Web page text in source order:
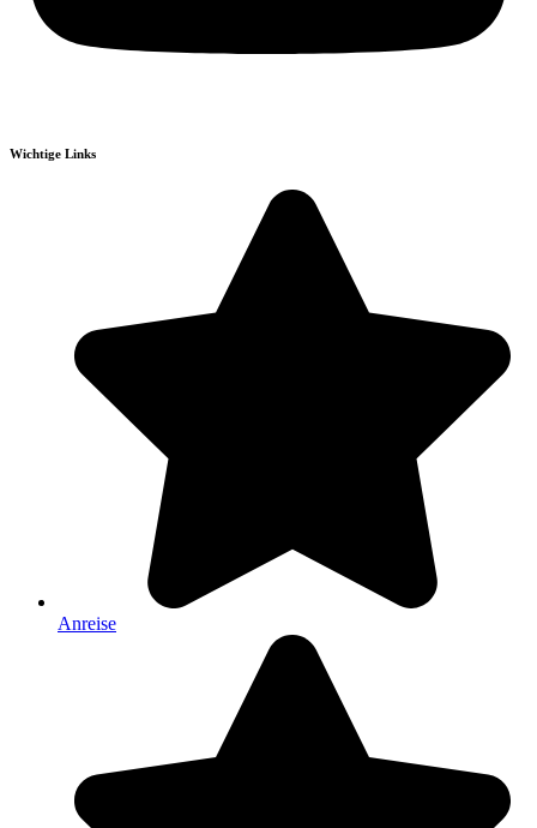
Wichtige Links
Anreise